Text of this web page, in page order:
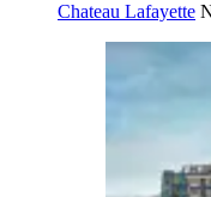
Chateau Lafayette